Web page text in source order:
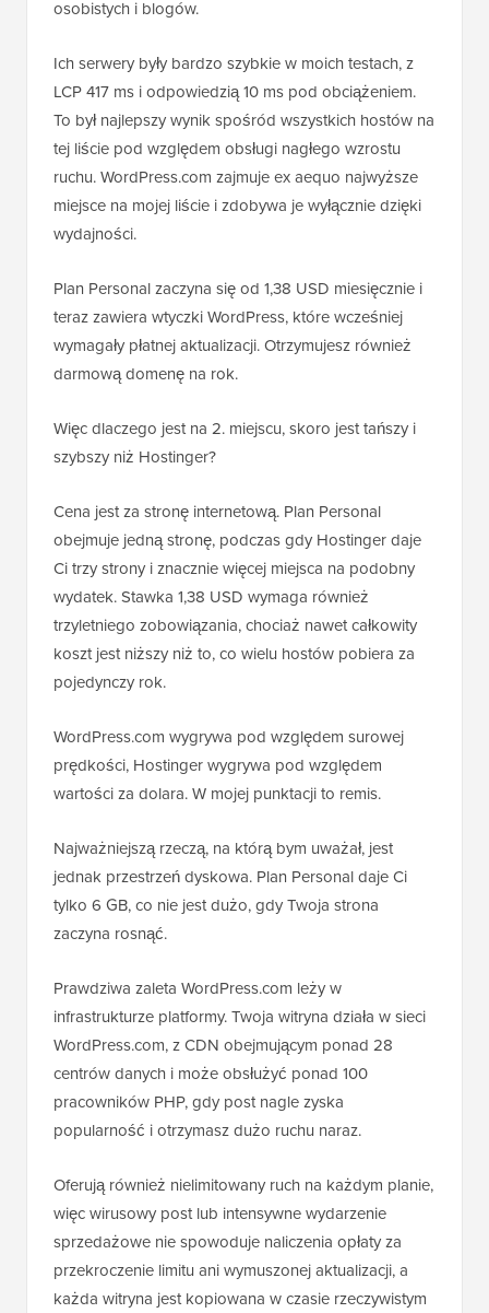
osobistych i blogów.
Ich serwery były bardzo szybkie w moich testach, z
LCP 417 ms i odpowiedzią 10 ms pod obciążeniem.
To był najlepszy wynik spośród wszystkich hostów na
tej liście pod względem obsługi nagłego wzrostu
ruchu. WordPress.com zajmuje ex aequo najwyższe
miejsce na mojej liście i zdobywa je wyłącznie dzięki
wydajności.
Plan Personal zaczyna się od 1,38 USD miesięcznie i
teraz zawiera wtyczki WordPress, które wcześniej
wymagały płatnej aktualizacji. Otrzymujesz również
darmową domenę na rok.
Więc dlaczego jest na 2. miejscu, skoro jest tańszy i
szybszy niż Hostinger?
Cena jest za stronę internetową. Plan Personal
obejmuje jedną stronę, podczas gdy Hostinger daje
Ci trzy strony i znacznie więcej miejsca na podobny
wydatek. Stawka 1,38 USD wymaga również
trzyletniego zobowiązania, chociaż nawet całkowity
koszt jest niższy niż to, co wielu hostów pobiera za
pojedynczy rok.
WordPress.com wygrywa pod względem surowej
prędkości, Hostinger wygrywa pod względem
wartości za dolara. W mojej punktacji to remis.
Najważniejszą rzeczą, na którą bym uważał, jest
jednak przestrzeń dyskowa. Plan Personal daje Ci
tylko 6 GB, co nie jest dużo, gdy Twoja strona
zaczyna rosnąć.
Prawdziwa zaleta WordPress.com leży w
infrastrukturze platformy. Twoja witryna działa w sieci
WordPress.com, z CDN obejmującym ponad 28
centrów danych i może obsłużyć ponad 100
pracowników PHP, gdy post nagle zyska
popularność i otrzymasz dużo ruchu naraz.
Oferują również nielimitowany ruch na każdym planie,
więc wirusowy post lub intensywne wydarzenie
sprzedażowe nie spowoduje naliczenia opłaty za
przekroczenie limitu ani wymuszonej aktualizacji, a
każda witryna jest kopiowana w czasie rzeczywistym